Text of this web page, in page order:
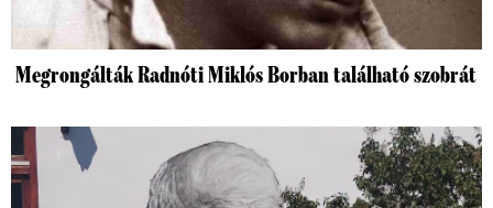
Megrongálták Radnóti Miklós Borban található szobrát